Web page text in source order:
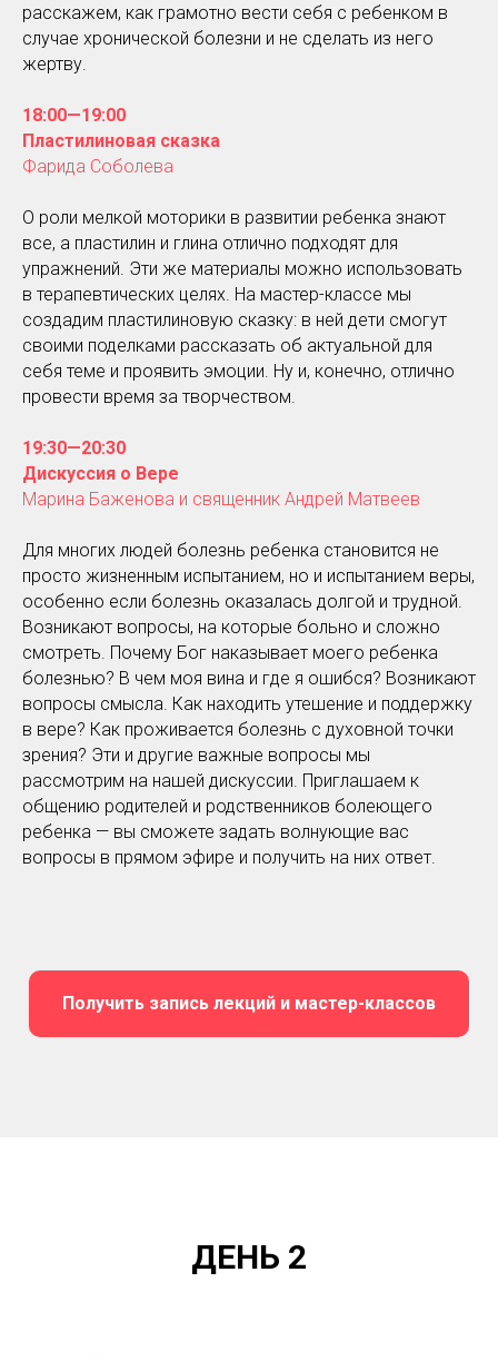
расскажем, как грамотно вести себя с ребенком в
случае хронической болезни и не сделать из него
жертву.
18:00—19:00
Пластилиновая сказка
Фарида Соболева
О роли мелкой моторики в развитии ребенка знают
все, а пластилин и глина отлично подходят для
упражнений. Эти же материалы можно использовать
в терапевтических целях. На мастер-классе мы
создадим пластилиновую сказку: в ней дети смогут
своими поделками рассказать об актуальной для
себя теме и проявить эмоции. Ну и, конечно, отлично
провести время за творчеством.
19:30—20:30
Дискуссия о Вере
Марина Баженова и священник Андрей Матвеев
Для многих людей болезнь ребенка становится не
просто жизненным испытанием, но и испытанием веры,
особенно если болезнь оказалась долгой и трудной.
Возникают вопросы, на которые больно и сложно
смотреть. Почему Бог наказывает моего ребенка
болезнью? В чем моя вина и где я ошибся? Возникают
вопросы смысла. Как находить утешение и поддержку
в вере? Как проживается болезнь с духовной точки
зрения? Эти и другие важные вопросы мы
рассмотрим на нашей дискуссии. Приглашаем к
общению родителей и родственников болеющего
ребенка — вы сможете задать волнующие вас
вопросы в прямом эфире и получить на них ответ.
Получить запись лекций и мастер-классов
ДЕНЬ 2